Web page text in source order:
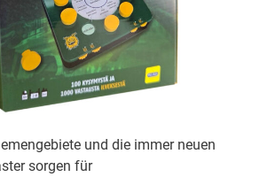
und die immer neuen
sorgen für